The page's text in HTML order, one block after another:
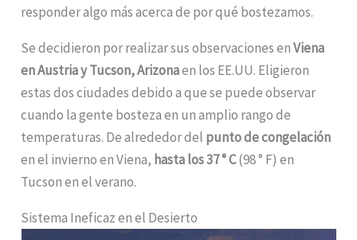
responder algo más acerca de por qué bostezamos.
Se decidieron por realizar sus observaciones enViena
en Austria y Tucson, Arizonaen los EE.UU. Eligieron
estas dos ciudades debido a que se puede observar
cuando la gente bosteza en un amplio rango de
temperaturas. De alrededor del punto de congelación
en el invierno en Viena, hasta los 37 ° C(98 ° F) en
Tucson en el verano.
Sistema Ineficaz en el Desierto